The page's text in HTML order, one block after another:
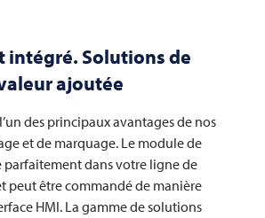
intégré. Solutions de
ajoutée
des principaux avantages de nos
et de marquage. Le module de
parfaitement dans votre ligne de
peut être commandé de manière
HMI. La gamme de solutions